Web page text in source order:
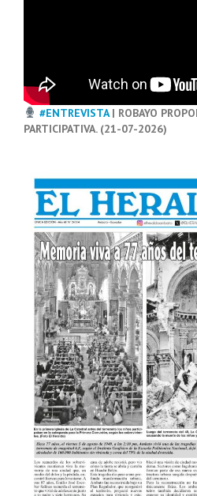
#ENTREVISTA| ROBAYO
PARTICIPATIVA. (21-07-2026)